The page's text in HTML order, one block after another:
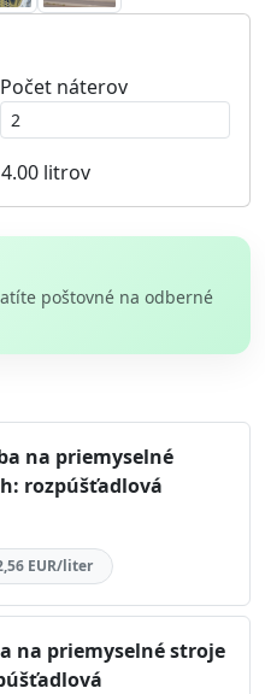
Počet náterov
litrov
poštovné na odberné
na priemyselné
rozpúšťadlová
EUR/liter
na priemyselné stroje